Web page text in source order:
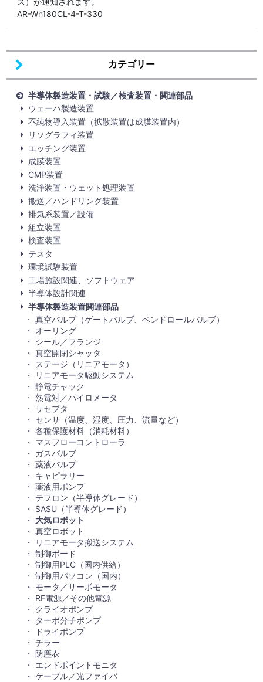
カテゴリー
半導体製造装置・試験／検査装置・関連部品
ウェーハ製造装置
不純物導入装置（拡散装置は成膜装置内）
リソグラフィ装置
エッチング装置
成膜装置
CMP装置
洗浄装置・ウェット処理装置
搬送／ハンドリング装置
排気系装置／設備
組立装置
検査装置
テスタ
環境試験装置
工場施設関連、ソフトウェア
半導体設計関連
半導体製造装置関連部品
真空バルブ（ゲートバルブ、ベンドロールバルブ）
オーリング
シール／フランジ
真空開閉シャッタ
ステージ（リニアモータ）
リニアモータ駆動システム
静電チャック
熱電対／パイロメータ
サセプタ
センサ（温度、湿度、圧力、流量など）
各種保護材料（消耗材料）
マスフローコントローラ
ガスバルブ
薬液バルブ
キャピラリー
薬液用ポンプ
テフロン（半導体グレード）
SASU（半導体グレード）
大気ロボット
真空ロボット
リニアモータ搬送システム
制御ボード
制御用PLC（国内供給）
制御用パソコン（国内）
モータ／サーボモータ
RF電源／その他電源
クライオポンプ
ターボ分子ポンプ
ドライポンプ
チラー
防塵衣
エンドポイントモニタ
ケーブル／光ファイバ
AR-Wn180CL-4-T-330